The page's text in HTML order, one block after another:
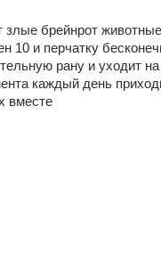
злые брейнрот
10 и перчатку
рану и уходит
каждый день
вместе